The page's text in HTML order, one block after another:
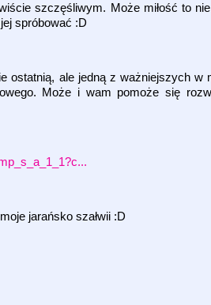
szczęśliwym. Może miłość to
spróbować :D
ostatnią, ale jedną z ważniejszych w
Może i wam pomoże się
jarańsko szałwii :D